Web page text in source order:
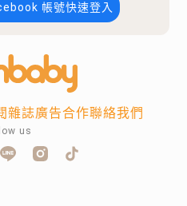
帳號快速登入
雜誌廣告合作聯絡我們
us